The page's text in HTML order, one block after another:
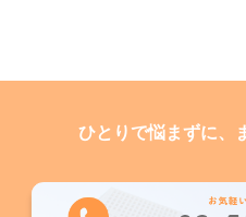
ひとりで悩まずに、